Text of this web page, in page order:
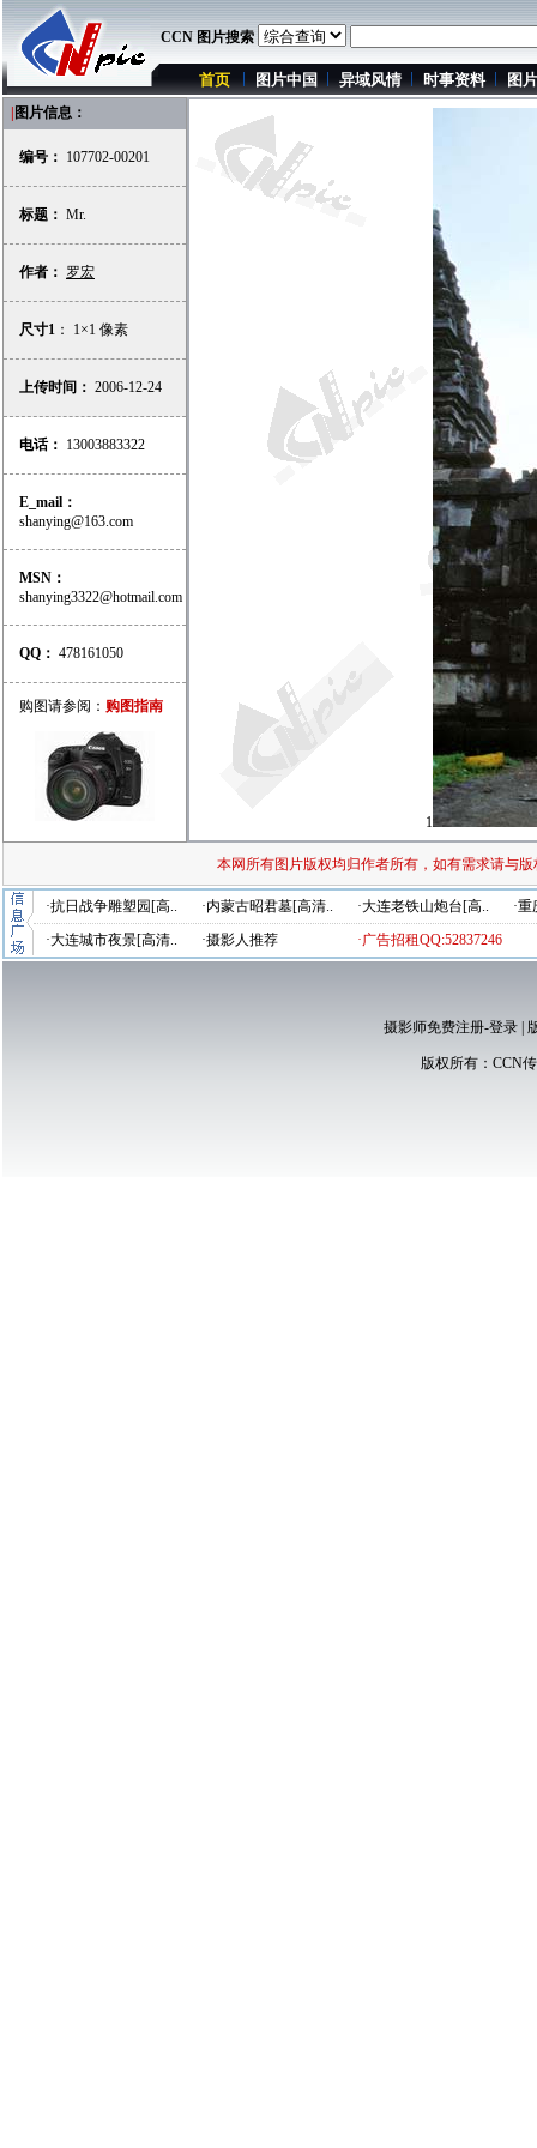
CCN 图片搜索
首页 图片中国 异域风情 时事资料 图
图片信息：
编号： 107702-00201
标题： Mr.
作者： 罗宏
尺寸1 ： 1×1 像素
上传时间： 2006-12-24
电话： 13003883322
E_mail：
shanying@163.com
MSN：
shanying3322@hotmail.com
QQ： 478161050
购图请参阅： 购图指南
1
本网所有图片版权均归作者所有，如有需求请与
·抗日战争雕塑园[高.. ·内蒙古昭君墓[高清.. ·大连老铁山炮台[高..
·
·大连城市夜景[高清..
·摄影人推荐 ·广告招租QQ:52837246
摄影师免费注册-登录|
版权所有： CCN